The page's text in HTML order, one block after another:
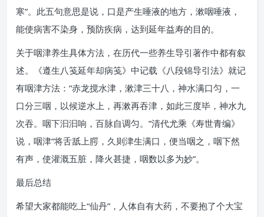
寒”。此五句意思是说，口是产生唾液的地方，漱咽唾液，
能使病害不染身，预防疾病，达到延年益寿的目的。
关于咽津养生具体方法，在历代一些养生导引著作中都有叙
述。《遵生八笺延年却病笺》中记载《八段锦导引法》就记
有咽津方法：“赤龙搅水津，漱津三十八，神水满口匀，一
口分三咽，以候逆水上，再漱再吞津，如此三度毕，神水九
次吞。咽下汩汩响，百脉自调匀。”清代尤乘《寿世青编》
说，咽津“将舌舐上腭，久则津生满口，便当咽之，咽下然
有声，使灌溉五脏，降火甚捷，咽数以多为妙”。
最后总结
希望大家都能吃上“仙丹”，人体自有大药，不要抱了个大宝